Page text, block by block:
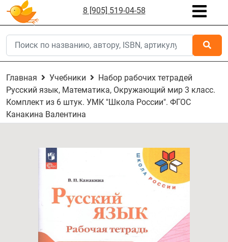
8 [905] 519-04-58
Главная Учебники
Набор рабочих тетрадей
Русский язык, Математика, Окружающий мир 3 класс.
Комплект из 6 штук. УМК "Школа России". ФГОС
Канакина Валентина